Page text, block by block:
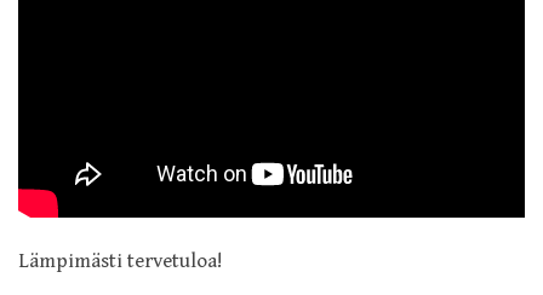
Lämpimästi tervetuloa!